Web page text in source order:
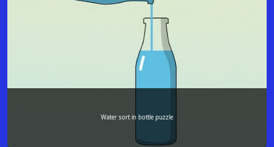
Water sort in bottle puzzle